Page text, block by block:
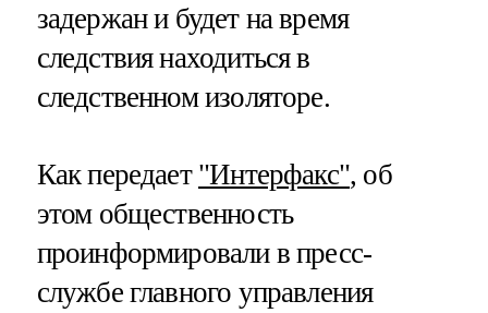
задержан и будет на время
следствия находиться в
следственном изоляторе.
Как передает "Интерфакс", об
этом общественность
проинформировали в пресс-
службе главного управления